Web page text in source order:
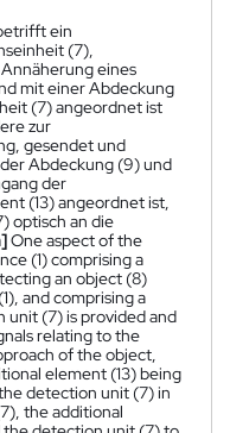
ein
(7),
eines
mit einer Abdeckung
(7) angeordnet ist
zur
gesendet und
Abdeckung (9) und
der
(13) angeordnet ist,
optisch an die
One aspect of the
(1) comprising a
an object (8)
and comprising a
(7) is provided and
relating to the
of the object,
element (13) being
detection unit (7) in
the additional